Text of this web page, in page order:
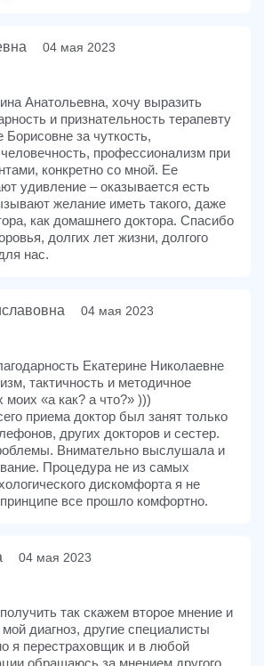
04 мая 2023
Анатольевна, хочу выразить
и признательность терапевту
за чуткость,
профессионализм при
конкретно со мной. Ее
удивление – оказывается есть
желание иметь такого, даже
как домашнего доктора. Спасибо
долгих лет жизни, долгого
нас.
04 мая 2023
Екатерине Николаевне
тактичность и методичное
моих «а как? а что?» )))
приема доктор был занят только
других докторов и сестер.
Внимательно выслушала и
Процедура не из самых
дискомфорта я не
все прошло комфортно.
04 мая 2023
так скажем второе мнение и
диагноз, другие специалисты
я перестраховщик и в любой